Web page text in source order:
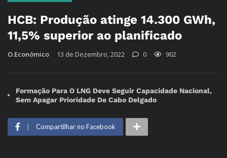
HCB: Produção atinge 14.300 GWh,
11,5% superior ao planificado
O.Económico 13 de Dezembro, 2022 0 902
Formação Para O LNG Deve Seguir Capacidade Nacional,
Sem Apagar Prioridade De Cabo Delgado
Compartilhar no Facebook